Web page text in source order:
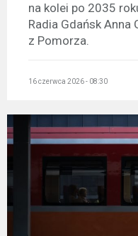
na kolei po 2035
Radia Gdańsk Anna
z Pomorza.
16 czerwca 2026 - 08:30